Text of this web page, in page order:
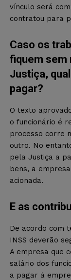
vínculo será
contratou para
Caso os
fiquem sem
Justiça,
pagar?
O texto
o funcionário é
processo corre
outro. No
pela Justiça a
bens, a
acionada.
E as
De acordo com
INSS deverão
A empresa que
salário dos
a pagar à